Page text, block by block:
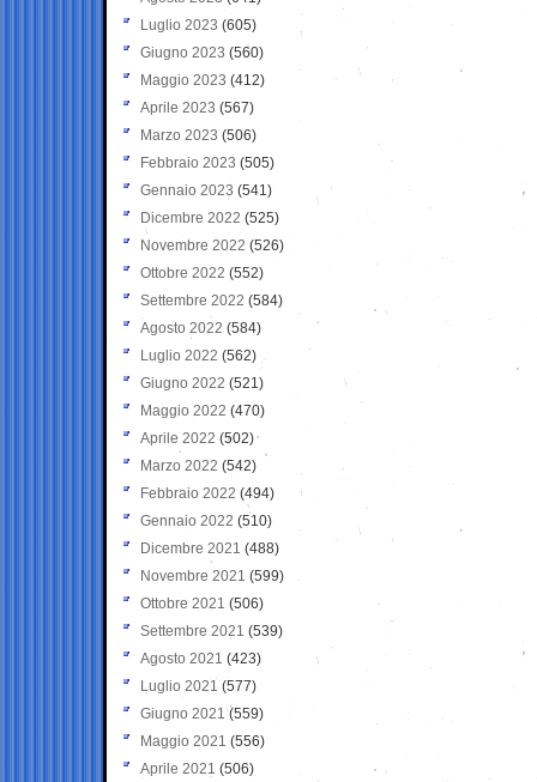
Luglio 2023 (605)
Giugno 2023 (560)
Maggio 2023 (412)
Aprile 2023 (567)
Marzo 2023 (506)
Febbraio 2023 (505)
Gennaio 2023 (541)
Dicembre 2022 (525)
Novembre 2022 (526)
Ottobre 2022 (552)
Settembre 2022 (584)
Agosto 2022 (584)
Luglio 2022 (562)
Giugno 2022 (521)
Maggio 2022 (470)
Aprile 2022 (502)
Marzo 2022 (542)
Febbraio 2022 (494)
Gennaio 2022 (510)
Dicembre 2021 (488)
Novembre 2021 (599)
Ottobre 2021 (506)
Settembre 2021 (539)
Agosto 2021 (423)
Luglio 2021 (577)
Giugno 2021(559)
Maggio 2021 (556)
Aprile 2021 (506)